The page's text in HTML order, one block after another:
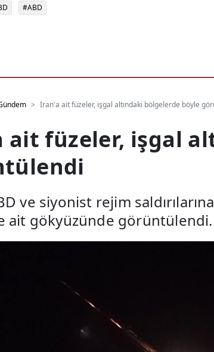
#ABD
İran'a ait füzeler, işgal altındaki bölgelerde böyle
ait füzeler, işgal
ve siyonist rejim
ait gökyüzünde görüntülendi.